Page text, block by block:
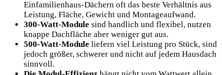
Einfamilienhaus-Dächern oft das beste Verhältnis aus
Leistung, Fläche, Gewicht und Montageaufwand.
300-Watt-Module sind handlich und flexibel, nutzen
knappe Dachfläche aber weniger gut aus.
500-Watt-Module liefern viel Leistung pro Stück, sind
jedoch größer, schwerer und nicht auf jedem Hausdach
sinnvoll.